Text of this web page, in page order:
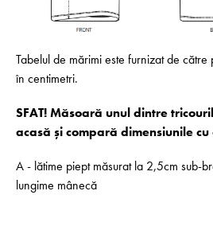
Tabelul de mărimi este furnizat de
în centimetri.
SFAT! Măsoară unul dintre
acasă și compară dimensiunile
A - lătime piept măsurat la 2,5cm sub-
lungime mânecă